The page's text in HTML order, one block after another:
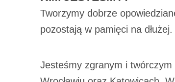
Tworzymy dobrze
pozostają w pamięci na
Jesteśmy zgranym i